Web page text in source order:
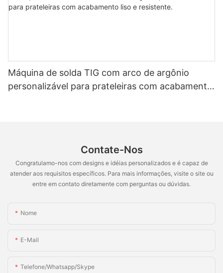
Máquina de solda TIG com arco de argônio
personalizável para prateleiras com acabamento
Contate-Nos
Congratulamo-nos com designs e idéias personalizados e é capaz de
atender aos requisitos específicos. Para mais informações, visite o site ou
entre em contato diretamente com perguntas ou dúvidas.
Nome
E-Mail
Telefone/whatsapp/skype